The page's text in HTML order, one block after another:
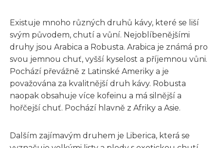
Existuje mnoho různých druhů kávy, které se liší
svým původem, chutí a vůní. Nejoblíbenějšími
druhy jsou Arabica a Robusta. Arabica je známá pro
svou jemnou chuť, vyšší kyselost a příjemnou vůni.
Pochází převážně z Latinské Ameriky a je
považována za kvalitnější druh kávy. Robusta
naopak obsahuje více kofeinu a má silnější a
hořčejší chuť. Pochází hlavně z Afriky a Asie.
Dalším zajímavým druhem je Liberica, která se